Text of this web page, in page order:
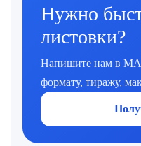
Нужно
листовки?
Напишите нам в
формату, тиражу,